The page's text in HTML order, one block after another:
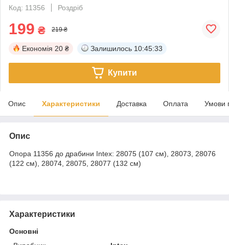
Код: 11356
Роздріб
199 ₴ 219 ₴
Економія 20 ₴ Залишилось 10:45:33
Купити
Опис Характеристики Доставка Оплата Умови
Опис
Опора 11356 до драбини Intex: 28075 (107 см), 28073, 28076
(122 см), 28074, 28075, 28077 (132 см)
Характеристики
Основні